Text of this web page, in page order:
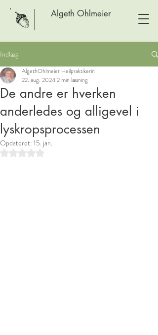
Algeth Ohlmeier
Indlæg
De andre er hverken
anderledes og alligevel i
lyskropsprocessen
AlgethOhlmeier Heilpraktikerin
22. aug. 20242 min læsning
Opdateret: 15. jan.
Bedømt til NaN ud af 5 stjerner.